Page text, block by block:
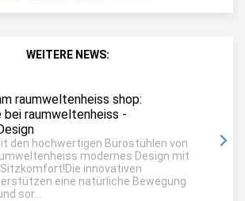
WEITERE NEWS:
raumweltenheiss shop:
bei raumweltenheiss -
den hochwertigen Bürostühlen von
modernes Design mit
innovativen
eine natürliche Bewegung
sor...